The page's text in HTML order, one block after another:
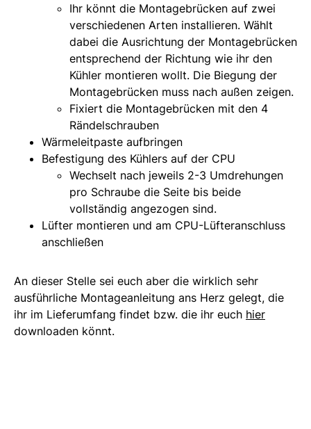
Ihr könnt die Montagebrücken auf zwei
verschiedenen Arten installieren. Wählt
dabei die Ausrichtung der Montagebrücken
entsprechend der Richtung wie ihr den
Kühler montieren wollt. Die Biegung der
Montagebrücken muss nach außen zeigen.
Fixiert die Montagebrücken mit den 4
Rändelschrauben
Wärmeleitpaste aufbringen
Befestigung des Kühlers auf der CPU
Wechselt nach jeweils 2-3 Umdrehungen
pro Schraube die Seite bis beide
vollständig angezogen sind.
Lüfter montieren und am CPU-Lüfteranschluss
anschließen
An dieser Stelle sei euch aber die wirklich sehr
ausführliche Montageanleitung ans Herz gelegt, die
ihr im Lieferumfang findet bzw. die ihr euch hier
downloaden könnt.